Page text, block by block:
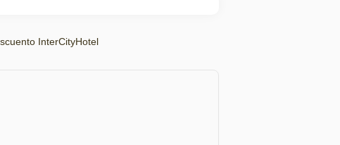
InterCityHotel